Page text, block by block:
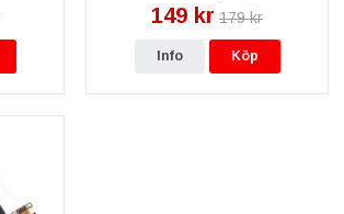
149 kr 179 kr
Info Köp